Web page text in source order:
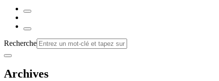
Recherche
Archives